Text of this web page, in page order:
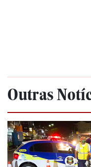
Outras